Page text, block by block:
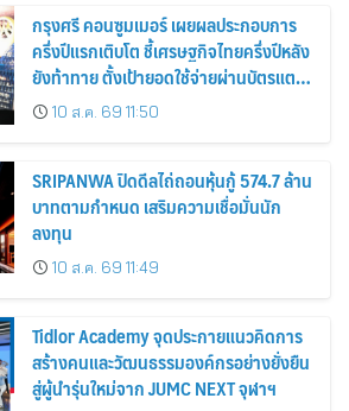
กรุงศรี คอนซูมเมอร์ เผยผลประกอบการ
ครึ่งปีแรกเติบโต ชี้เศรษฐกิจไทยครึ่งปีหลัง
ยังท้าทาย ตั้งเป้ายอดใช้จ่ายผ่านบัตรแตะ
420,000 ล้านบาท
10 ส.ค. 69 11:50
SRIPANWA ปิดดีลไถ่ถอนหุ้นกู้ 574.7 ล้าน
บาทตามกำหนด เสริมความเชื่อมั่นนัก
ลงทุน
10 ส.ค. 69 11:49
Tidlor Academy จุดประกายแนวคิดการ
สร้างคนและวัฒนธรรมองค์กรอย่างยั่งยืน
สู่ผู้นำรุ่นใหม่จาก JUMC NEXT จุฬาฯ